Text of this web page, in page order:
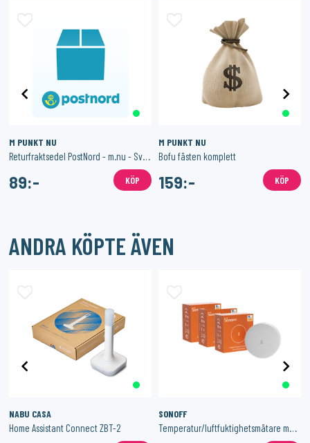
M PUNKT NU
89:- KÖP
M PUNKT NU
Bofu fästen komplett
159:- KÖP
ANDRA KÖPTE ÄVEN
NABU CASA
Home Assistant Connect ZBT-2
SONOFF
Temperatur/luftfuktighetsmätare med Zigbee 3-Pack